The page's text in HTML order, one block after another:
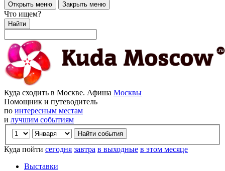
Открыть меню Закрыть меню
Что ищем?
Найти
Куда сходить в Москве. Афиша Москвы
Помощник и путеводитель
по интересным местам
и лучшим событиям
Куда пойти сегодня завтра в выходные в этом месяце
Выставки